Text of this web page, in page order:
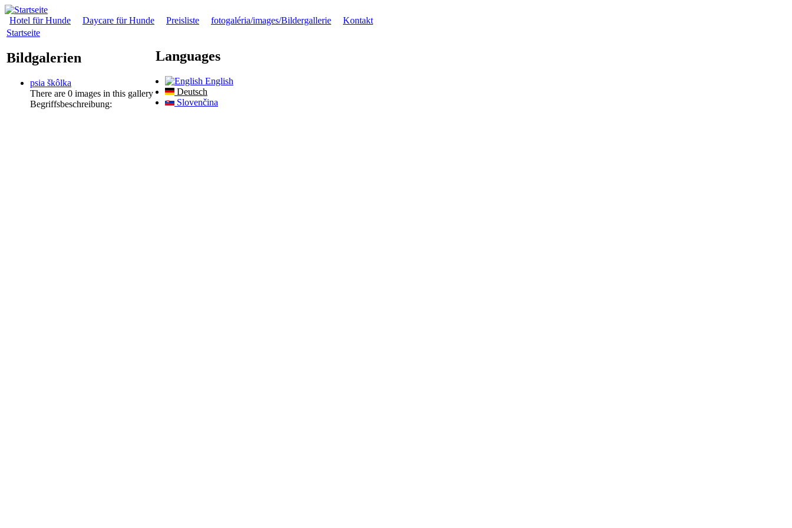
Hotel für Hunde Daycare für Hunde Preisliste fotogaléria/images/Bildergallerie
Kontakt
Startseite
Bildgalerien
psia škôlka
There are 0 images in this gallery
Begriffsbeschreibung:
Languages
English
Deutsch
Slovenčina